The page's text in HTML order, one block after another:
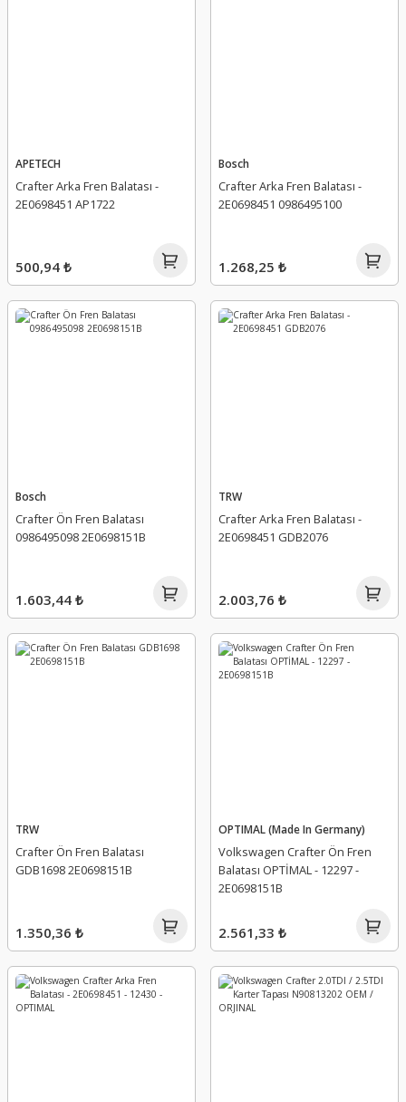
APETECH
Crafter Arka Fren Balatası -
2E0698451 AP1722
500,94 ₺
Bosch
Crafter Arka Fren Balatası -
2E0698451 0986495100
1.268,25 ₺
Bosch
Crafter Ön Fren Balatası
0986495098 2E0698151B
1.603,44 ₺
TRW
Crafter Arka Fren Balatası -
2E0698451 GDB2076
2.003,76 ₺
TRW
Crafter Ön Fren Balatası
GDB1698 2E0698151B
1.350,36 ₺
OPTIMAL (Made In Germany)
Volkswagen Crafter Ön Fren
Balatası OPTİMAL - 12297 -
2E0698151B
2.561,33 ₺